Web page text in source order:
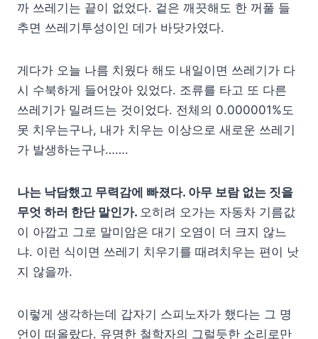
까 쓰레기는 끝이 없었다. 겉은 깨끗해도 한 꺼풀 들
추면 쓰레기투성이인 데가 바닷가였다.
게다가 오늘 나름 치웠다 해도 내일이면 쓰레기가 다
시 수북하게 들어앉아 있었다. 조류를 타고 또 다른
쓰레기가 밀려드는 것이었다. 전체의 0.000001%도
못 치우는구나, 내가 치우는 이상으로 새로운 쓰레기
가 발생하는구나…….
나는 낙담했고 무력감에 빠졌다. 아무 보람 없는 짓을
무엇 하러 한단 말인가. 오히려 오가는 자동차 기름값
이 아깝고 그로 말미암은 대기 오염이 더 크지 않느
냐. 이런 식이면 쓰레기 치우기를 때려치우는 편이 낫
지 않을까.
이렇게 생각하는데 갑자기 스피노자가 했다는 그 명
언이 떠올랐다. 유명한 철학자의 그럴듯한 소리로만